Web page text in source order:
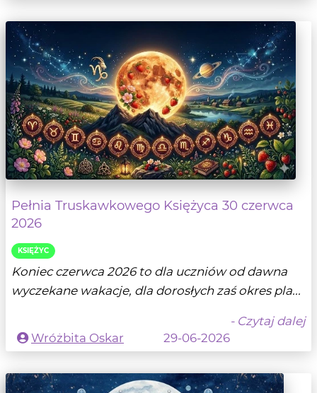
Pełnia Truskawkowego Księżyca 30 czerwca
2026
KSIĘŻYC
Koniec czerwca 2026 to dla uczniów od dawna
wyczekane wakacje, dla dorosłych zaś okres pla...
- Czytaj dalej
Wróżbita Oskar
29-06-2026